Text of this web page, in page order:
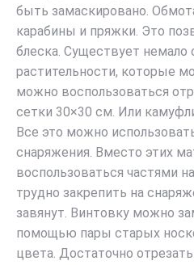
быть замаскировано.
карабины и пряжки. Это
блеска. Существует немало
растительности, которые
можно воспользоваться
сетки 30×30 см. Или
Все это можно
снаряжения. Вместо этих
воспользоваться частями
трудно закрепить на
завянут. Винтовку можно
помощью пары старых
цвета. Достаточно